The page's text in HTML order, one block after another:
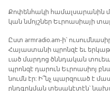
Քո­փեն­հա­կի հա­մալ­սա­րա­նին
կան նմոյշ­ներ Եւ­րոա­սիա­յի
Ըստ armradio.am-ի՝
Հա­յաս­տա­նի պրոն­զէ եւ
ւած մար­դոց ծննդա­կան
պրոն­զէ դա­րուն Եւ­րոա­սիո­յ
նումն էր: Ի՞նչ պար­զո­ւած է
ընդգրկ­ման տե­սա­կէ­տէն՝